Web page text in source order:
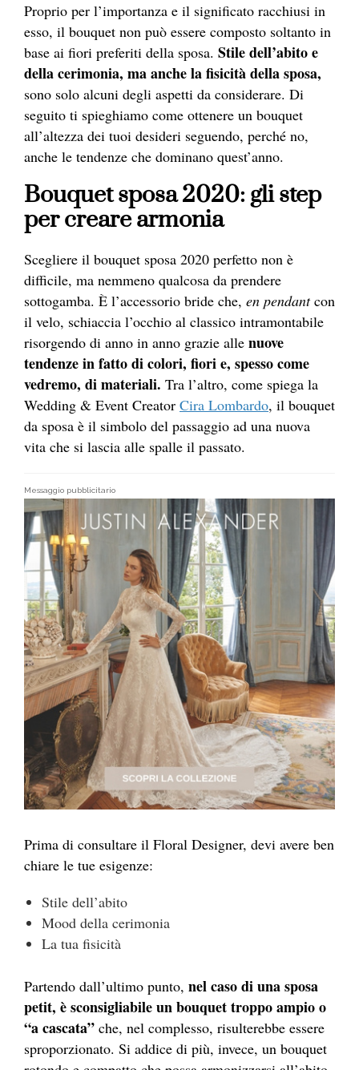
Proprio per l’importanza e il significato racchiusi in
esso, il bouquet non può essere composto soltanto in
base ai fiori preferiti della sposa. Stile dell’abito e
della cerimonia, ma anche la fisicità della sposa,
sono solo alcuni degli aspetti da considerare. Di
seguito ti spieghiamo come ottenere un bouquet
all’altezza dei tuoi desideri seguendo, perché no,
anche le tendenze che dominano quest’anno.
Bouquet sposa 2020: gli step
per creare armonia
Scegliere il bouquet sposa 2020 perfetto non è
difficile, ma nemmeno qualcosa da prendere
sottogamba. È l’accessorio bride che, en pendantcon
il velo, schiaccia l’occhio al classico intramontabile
risorgendo di anno in anno grazie alle nuove
tendenze in fatto di colori, fiori e, spesso come
vedremo, di materiali. Tra l’altro, come spiega la
Wedding & Event Creator Cira Lombardo, il bouquet
da sposa è il simbolo del passaggio ad una nuova
vita che si lascia alle spalle il passato.
Messaggio pubblicitario
Prima di consultare il Floral Designer, devi avere ben
chiare le tue esigenze:
Stile dell’abito
Mood della cerimonia
La tua fisicità
Partendo dall’ultimo punto, nel caso di una sposa
petit, è sconsigliabile un bouquet troppo ampio o
“a cascata” che, nel complesso, risulterebbe essere
sproporzionato. Si addice di più, invece, un bouquet